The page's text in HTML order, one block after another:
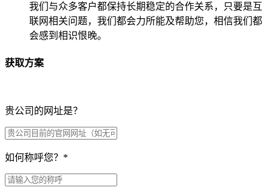
我们与众多客户都保持长期稳定的合作关系，只要是互
联网相关问题，我们都会力所能及帮助您，相信我们都
会感到相识恨晚。
获取方案
贵公司的网址是？
如何称呼您？ *